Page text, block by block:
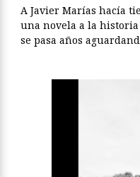
A Javier Marías hacía
una novela a la
se pasa años